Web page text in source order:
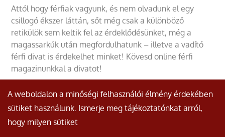
Attól hogy férfiak vagyunk, és nem olvadunk el egy
csillogó ékszer láttán, sőt még csak a különböző
retikülök sem keltik fel az érdeklődésünket, még a
magassarkúk után megfordulhatunk – illetve a vadító
férfi divat is érdekelhet minket! Kövesd online férfi
magazinunkkal a divatot!
© Minden jog fenntartva.
A weboldalon a minőségi felhasználói élmény érdekében
sütiket használunk. Ismerje meg tájékoztatónkat arról,
hogy milyen sütiket